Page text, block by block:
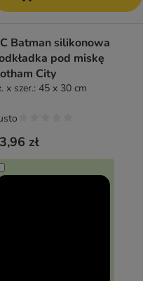
Batman silikonowa
pod miskę
City
x szer.: 45 x 30 cm
zł